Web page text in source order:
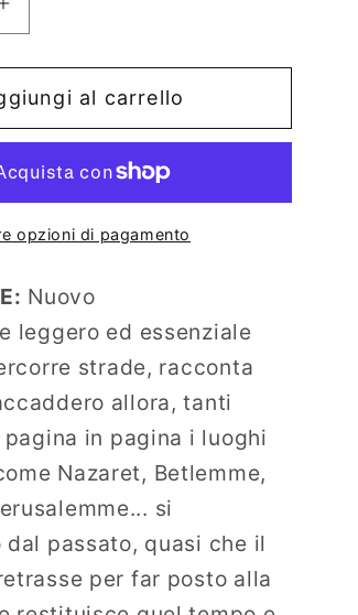
Aumenta
quantità
per
Gesù
Un
Profeta
Di
Sfogliando
Vangelo
Oggi
al carrello
opzioni di pagamento
Nuovo
leggero ed essenziale
strade, racconta
allora, tanti
in pagina i luoghi
Nazaret, Betlemme,
si
passato, quasi che il
per far posto alla